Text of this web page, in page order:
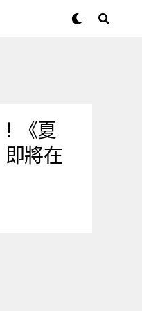
《夏
即將在